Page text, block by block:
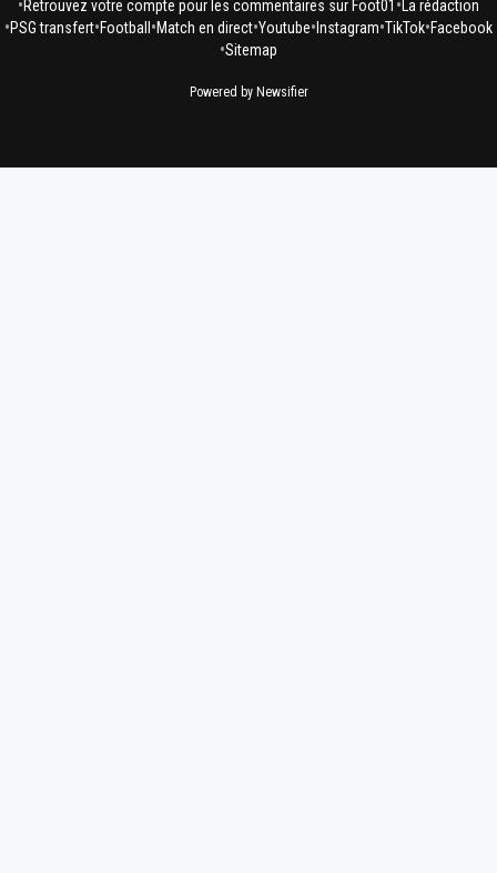
•Retrouvez votre compte pour les commentaires sur Foot01 • La rédaction
•PSG transfert•Football •Match en direct•Youtube• Instagram•TikTok•Facebook
•Sitemap
Powered by Newsifier